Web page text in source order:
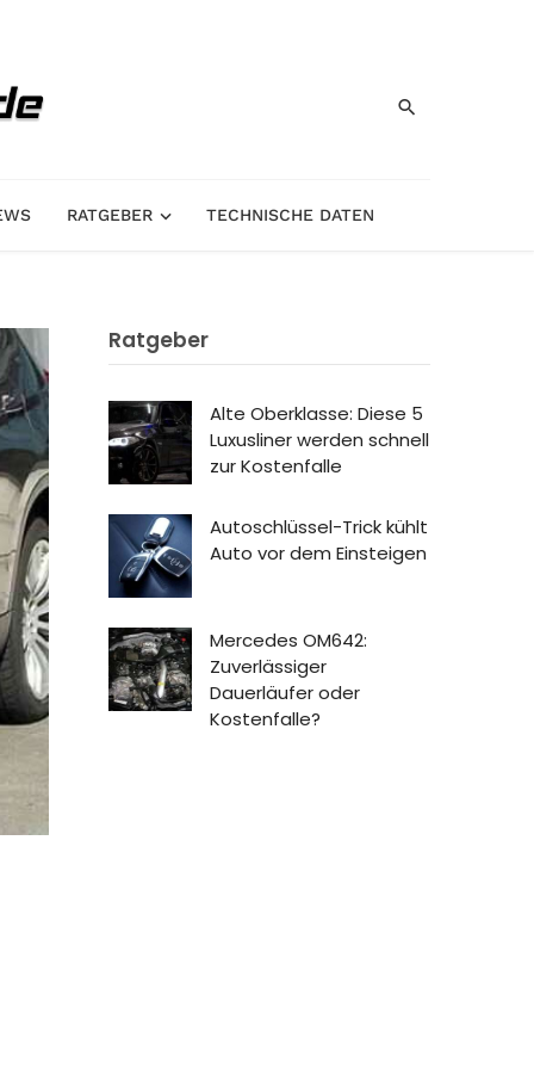
RATGEBER TECHNISCHE DATEN
Ratgeber
Alte Oberklasse: Diese 5
Luxusliner werden schnell
zur Kostenfalle
Autoschlüssel-Trick kühlt
Auto vor dem Einsteigen
Mercedes OM642:
Zuverlässiger
Dauerläufer oder
Kostenfalle?